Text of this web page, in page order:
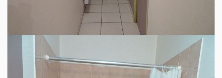
provision pour la taxe d'ordures ménagères, 10.00
euros pour la provision d'eau et 10.00 euros pour
la provision de l'entretien des communs.
Honoraires locataires : 296,00 €
(Loi ALUR Application du décret n° 2014-890 du
1er août 2014)